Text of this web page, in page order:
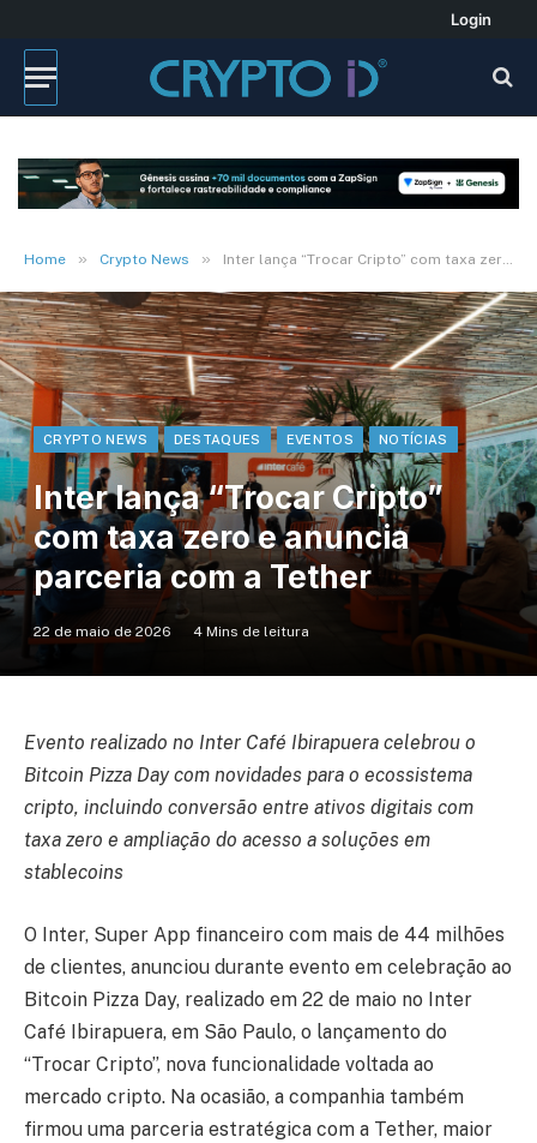
Login
Home » Crypto News » Inter lança “Trocar Cripto” com taxa zero e anuncia parceria com a Tether
CRYPTO NEWS DESTAQUES EVENTOS NOTÍCIAS
Inter lança “Trocar Cripto”
com taxa zero e anuncia
parceria com a Tether
22 de maio de 2026 4 Mins de leitura
Evento realizado no Inter Café Ibirapuera celebrou o
Bitcoin Pizza Day com novidades para o ecossistema
cripto, incluindo conversão entre ativos digitais com
taxa zero e ampliação do acesso a soluções em
stablecoins
O Inter, Super App financeiro com mais de 44 milhões
de clientes, anunciou durante evento em celebração ao
Bitcoin Pizza Day, realizado em 22 de maio no Inter
Café Ibirapuera, em São Paulo, o lançamento do
“Trocar Cripto”, nova funcionalidade voltada ao
mercado cripto. Na ocasião, a companhia também
firmou uma parceria estratégica com a Tether, maior